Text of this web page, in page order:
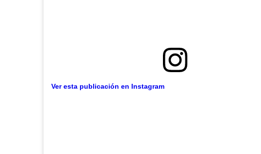
Ver esta publicación en Instagram